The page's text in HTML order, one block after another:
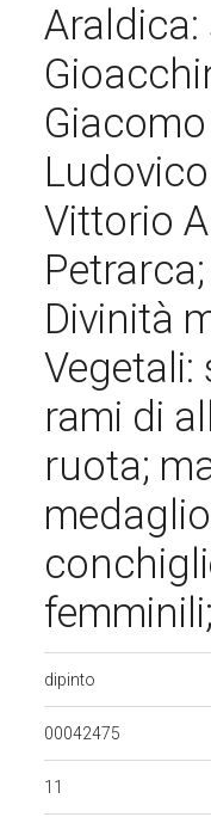
Araldica:
Vittorio
Divinità
Vegetali:
rami di
ruota;
dipinto
00042475
11